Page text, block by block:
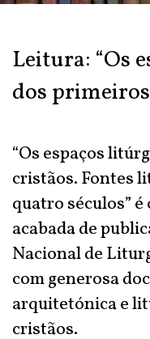
Leitura: “Os
dos
“Os espaços
cristãos. Fontes
quatro séculos”
acabada de
Nacional de
com generosa
arquitetónica e
cristãos.